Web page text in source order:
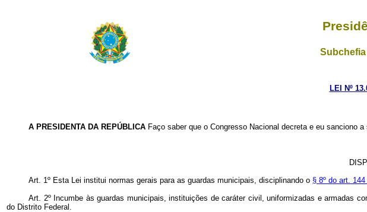
LEI Nº
A PRESIDENTA DA REPÚBLICA Faço saber que o Congresso Nacional decreta e eu sanciono a
Art. 1º Esta Lei institui normas gerais para as guardas municipais, disciplinando o § 8º do art.
Art. 2º Incumbe às guardas municipais, instituições de caráter civil, uniformizadas e armadas
do Distrito Federal.